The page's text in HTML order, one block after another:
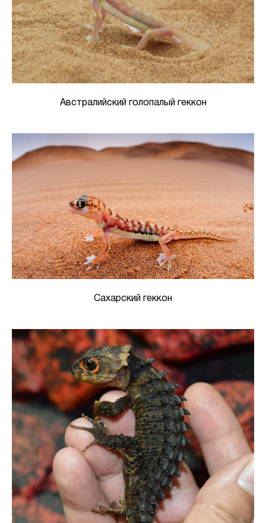
Австралийский голопалый геккон
Сахарский геккон